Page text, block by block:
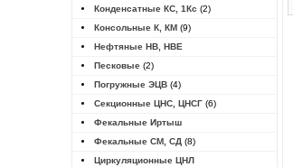
Конденсатные КС, 1Кс (2)
Консольные К, КМ (9)
Нефтяные НВ, НВЕ
Песковые (2)
Погружные ЭЦВ (4)
Секционные ЦНС, ЦНСГ (6)
Фекальные Иртыш
Фекальные СМ, СД (8)
Циркуляционные ЦНЛ